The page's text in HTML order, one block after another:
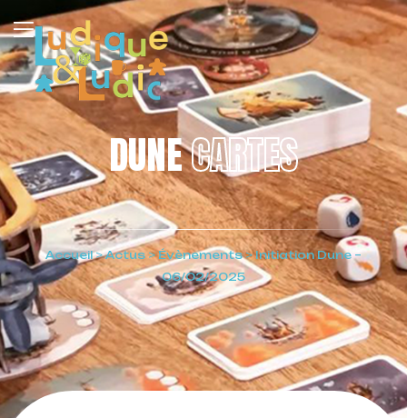
DUNECARTES
Accueil>Actus >Évènements>Initiation Dune –
06/02/2025